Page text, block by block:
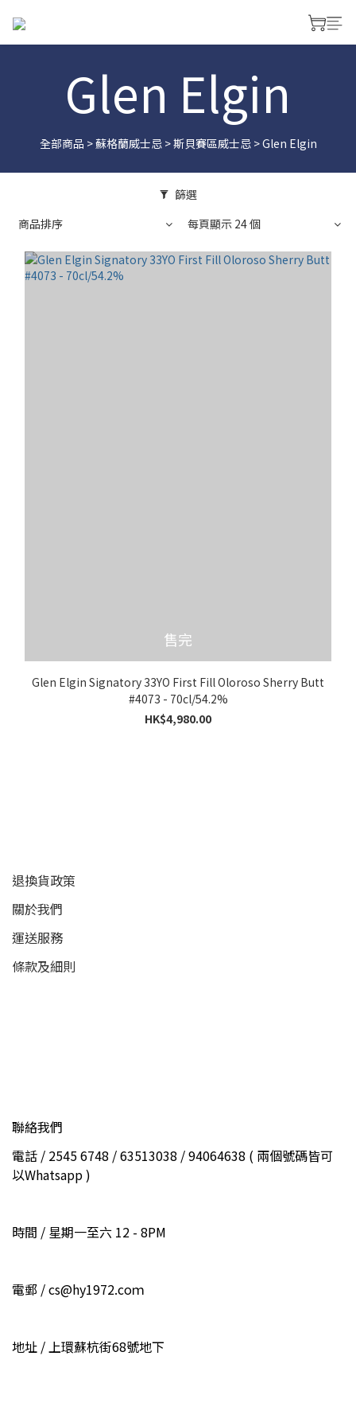
Glen Elgin
全部商品 >蘇格蘭威士忌>斯貝賽區威士忌>Glen Elgin
篩選
商品排序
每頁顯示 24 個
售完
Glen Elgin Signatory 33YO First Fill Oloroso Sherry Butt
#4073 - 70cl/54.2%
HK$4,980.00
退換貨政策
關於我們
運送服務
條款及細則
聯絡我們
電話 / 2545 6748 / 63513038 / 94064638 ( 兩個號碼皆可
以Whatsapp )
時間 / 星期一至六 12 - 8PM
電郵 / cs@hy1972.coｍ
地址 / 上環蘇杭街68號地下